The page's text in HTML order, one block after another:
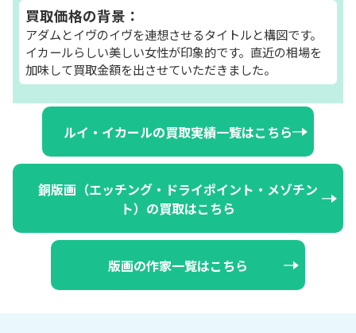
買取価格の背景：
アダムとイヴのイヴを連想させるタイトルと構図です。
イカールらしい美しい女性が印象的です。直近の相場を
加味して買取金額を出させていただきました。
ルイ・イカールの買取実績一覧はこちら
銅版画（エッチング・ドライポイント・メゾチン
ト）の買取はこちら
版画の作家一覧はこちら